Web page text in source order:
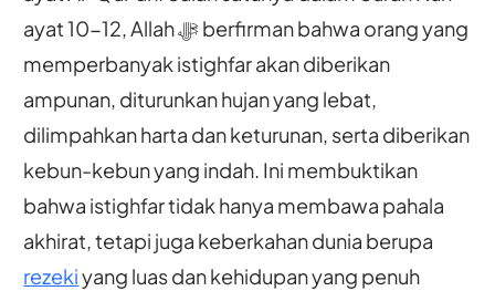
ayat 10-12, Allah ﷻ berfirman bahwa orang yang
memperbanyak istighfar akan diberikan
ampunan, diturunkan hujan yang lebat,
dilimpahkan harta dan keturunan, serta diberikan
kebun-kebun yang indah. Ini membuktikan
bahwa istighfar tidak hanya membawa pahala
akhirat, tetapi juga keberkahan dunia berupa
rezekiyang luas dan kehidupan yang penuh